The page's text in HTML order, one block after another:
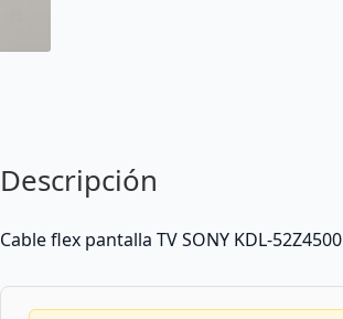
Descripción
Cable flex pantalla TV SONY KDL-52Z4500